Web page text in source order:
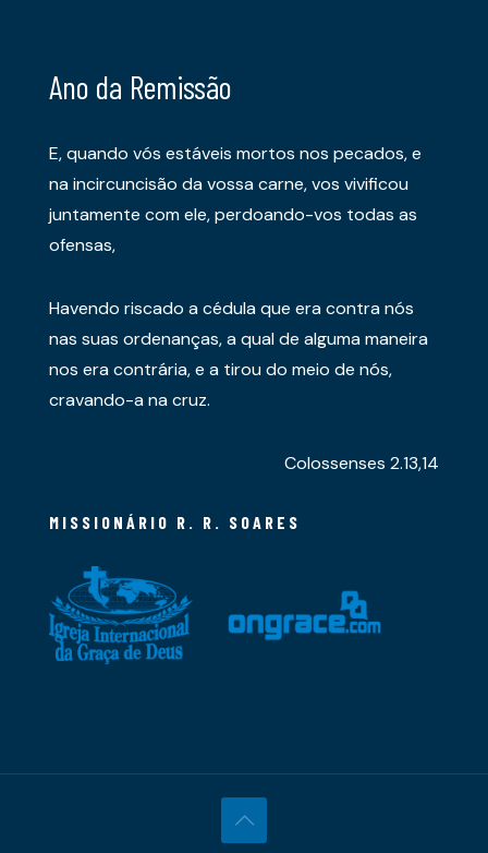
Ano da Remissão
E, quando vós estáveis mortos nos pecados, e
na incircuncisão da vossa carne, vos vivificou
juntamente com ele, perdoando-vos todas as
ofensas,
Havendo riscado a cédula que era contra nós
nas suas ordenanças, a qual de alguma maneira
nos era contrária, e a tirou do meio de nós,
cravando-a na cruz.
Colossenses 2.13,14
MISSIONÁRIO R. R. SOARES